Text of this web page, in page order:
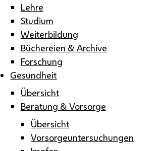
Lehre
Studium
Weiterbildung
Büchereien & Archive
Forschung
Gesundheit
Übersicht
Beratung & Vorsorge
Übersicht
Vorsorgeuntersuchungen